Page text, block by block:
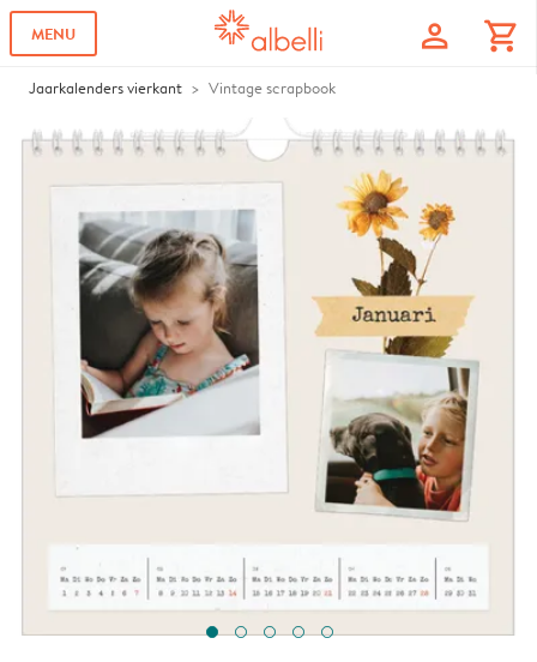
MENU profile shopping_cart
Jaarkalenders vierkant Vintage scrapbook